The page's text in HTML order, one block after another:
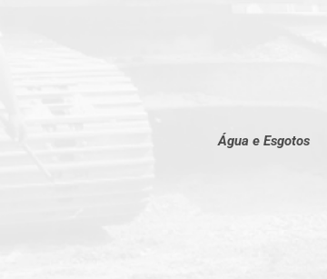
Água e Esgotos